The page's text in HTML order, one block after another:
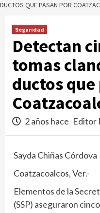
DUCTOS QUE PASAN POR
Seguridad
Detectan
tomas
ductos
2 años hace Editor
Sayda Chiñas Córdova
Coatzacoalcos, Ver.-
Elementos de la
(SSP) aseguraron